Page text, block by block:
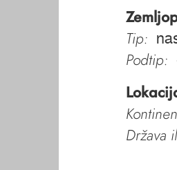
Tip:
Podtip:
Država